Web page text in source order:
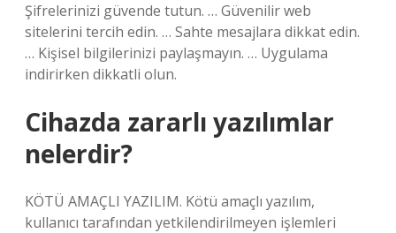
Şifrelerinizi güvende tutun. … Güvenilir web
sitelerini tercih edin. … Sahte mesajlara dikkat edin.
… Kişisel bilgilerinizi paylaşmayın. … Uygulama
indirirken dikkatli olun.
Cihazda zararlı yazılımlar
nelerdir?
KÖTÜ AMAÇLI YAZILIM. Kötü amaçlı yazılım,
kullanıcı tarafından yetkilendirilmeyen işlemleri